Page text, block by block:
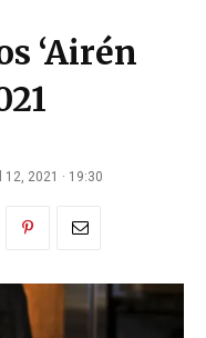
‘Airén
12, 2021 · 19:30